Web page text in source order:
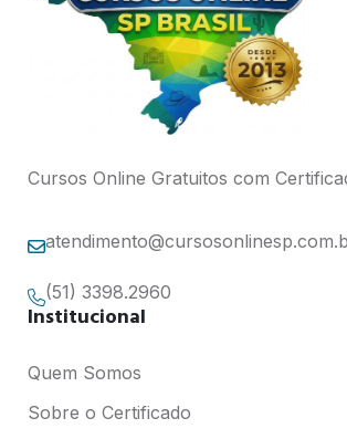
Cursos Online Gratuitos com
(51) 3398.2960
Institucional
Quem Somos
Sobre o Certificado